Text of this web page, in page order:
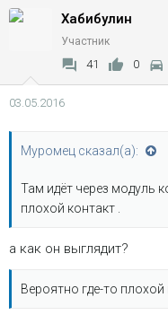
Хабибулин
Участник
41 0
03.05.2016
Муромец сказал(а):
Там идёт через модуль
плохой контакт .
а как он выглядит?
Вероятно где-то плохой